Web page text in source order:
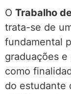
O Trabalho
trata-se de
fundamental
graduações
como
do estudante